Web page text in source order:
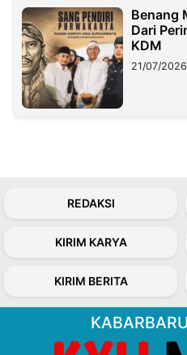
Benang
Dari
KDM
21/07/
REDAKSI
KIRIM KARYA
KIRIM BERITA